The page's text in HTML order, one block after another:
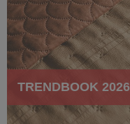
TRENDBOOK